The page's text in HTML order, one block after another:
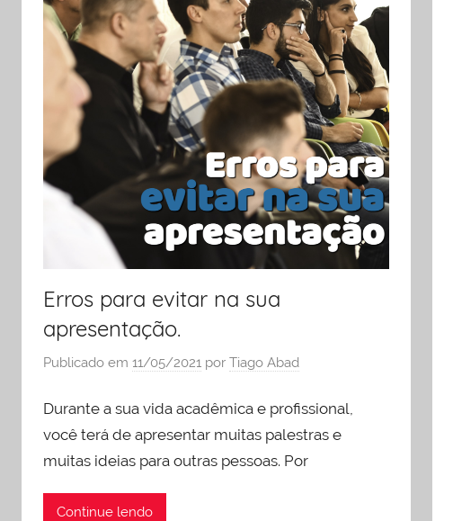
liderança
Erros para evitar na sua
apresentação.
Publicado em 11/05/2021 por Tiago Abad
Durante a sua vida acadêmica e profissional,
você terá de apresentar muitas palestras e
muitas ideias para outras pessoas. Por
Continue lendo